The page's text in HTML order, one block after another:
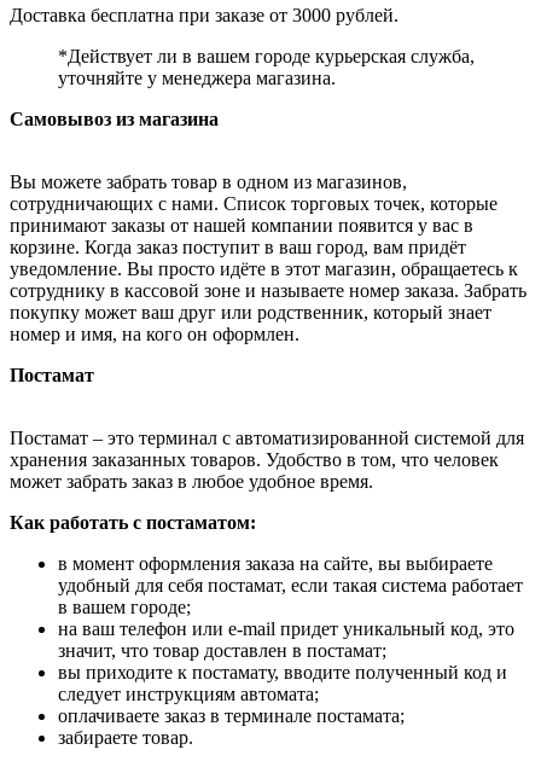
Доставка бесплатна при заказе от 3000 рублей.
*Действует ли в вашем городе курьерская служба,
уточняйте у менеджера магазина.
Самовывоз из магазина
Вы можете забрать товар в одном из магазинов,
сотрудничающих с нами. Список торговых точек, которые
принимают заказы от нашей компании появится у вас в
корзине. Когда заказ поступит в ваш город, вам придёт
уведомление. Вы просто идёте в этот магазин, обращаетесь к
сотруднику в кассовой зоне и называете номер заказа. Забрать
покупку может ваш друг или родственник, который знает
номер и имя, на кого он оформлен.
Постамат
Постамат – это терминал с автоматизированной системой для
хранения заказанных товаров. Удобство в том, что человек
может забрать заказ в любое удобное время.
Как работать с постаматом:
в момент оформления заказа на сайте, вы выбираете
удобный для себя постамат, если такая система работает
в вашем городе;
на ваш телефон или e-mail придет уникальный код, это
значит, что товар доставлен в постамат;
вы приходите к постамату, вводите полученный код и
следует инструкциям автомата;
оплачиваете заказ в терминале постамата;
забираете товар.